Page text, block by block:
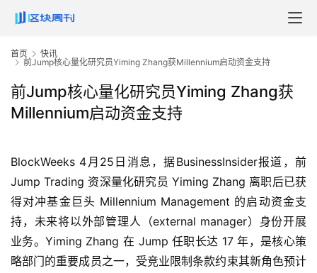
首页
快讯
前Jump核心量化研究员Yiming Zhang获Millennium启动资金支持
前Jump核心量化研究员Yiming Zhang获
Millennium启动资金支持
BlockWeeks 4月25日消息，据BusinessInsider报道，前
Jump Trading 资深量化研究员 Yiming Zhang 离职后已获
得对冲基金巨头 Millennium Management 的启动资金支
持，未来将以外部管理人（external manager）身份开展
业务。Yiming Zhang 在 Jump 任职长达 17 年，是核心策
略部门的重要成员之一，受竞业限制条款约束其新角色预计